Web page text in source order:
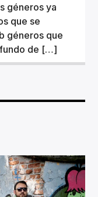
géneros ya
que se
géneros que
de […]